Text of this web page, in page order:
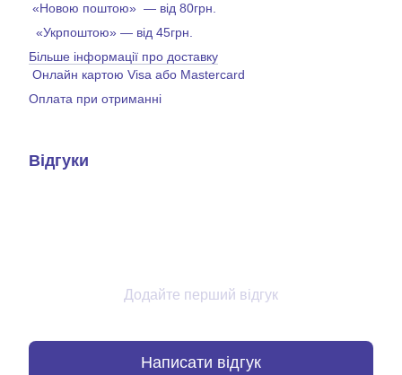
«Новою поштою» — від 80грн.
«Укрпоштою» — від 45грн.
Більше інформації про доставку
Онлайн картою Visa або Mastercard
Оплата при отриманні
Відгуки
Додайте перший відгук
Написати відгук